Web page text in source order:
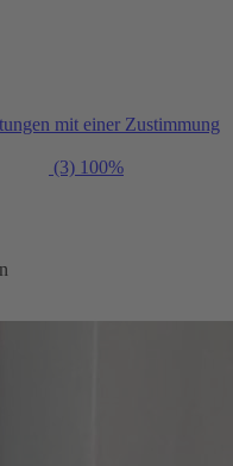
mit einer Zustimmung
(3) 100%